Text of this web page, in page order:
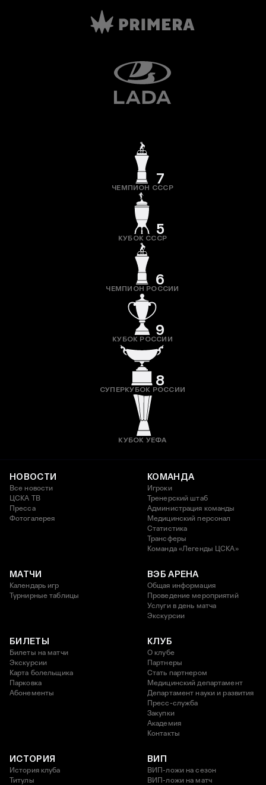
7
ЧЕМПИОН СССР
5
КУБОК СССР
6
ЧЕМПИОН РОССИИ
9
КУБОК РОССИИ
8
СУПЕРКУБОК РОССИИ
КУБОК УЕФА
НОВОСТИ
Все новости
ЦСКА ТВ
Пресса
Фотогалерея
КОМАНДА
Игроки
Тренерский штаб
Администрация команды
Медицинский персонал
Статистика
Трансферы
Команда «Легенды ЦСКА»
МАТЧИ
Календарь игр
Турнирные таблицы
ВЭБ АРЕНА
Общая информация
Проведение мероприятий
Услуги в день матча
Экскурсии
БИЛЕТЫ
Билеты на матчи
Экскурсии
Карта болельщика
Парковка
Абонементы
КЛУБ
О клубе
Партнеры
Стать партнером
Медицинский департамент
Департамент науки и развития
Пресс-служба
Закупки
Академия
Контакты
ИСТОРИЯ
История клуба
Титулы
ВИП
ВИП-ложи на сезон
ВИП-ложи на матч